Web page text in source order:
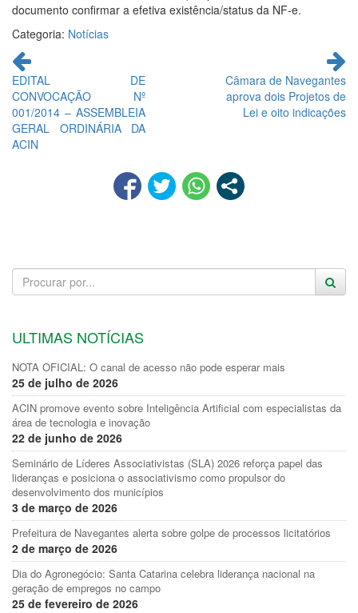
documento confirmar a efetiva existência/status da NF-e.
Categoria: Notícias
Continue
lendo
EDITAL DE
CONVOCAÇÃO Nº
001/2014 – ASSEMBLEIA
GERAL ORDINÁRIA DA
ACIN
Câmara de Navegantes
aprova dois Projetos de
Lei e oito indicações
ULTIMAS NOTÍCIAS
NOTA OFICIAL: O canal de acesso não pode esperar mais
25 de julho de 2026
ACIN promove evento sobre Inteligência Artificial com especialistas da
área de tecnologia e inovação
22 de junho de 2026
Seminário de Líderes Associativistas (SLA) 2026 reforça papel das
lideranças e posiciona o associativismo como propulsor do
desenvolvimento dos municípios
3 de março de 2026
Prefeitura de Navegantes alerta sobre golpe de processos licitatórios
2 de março de 2026
Dia do Agronegócio: Santa Catarina celebra liderança nacional na
geração de empregos no campo
25 de fevereiro de 2026